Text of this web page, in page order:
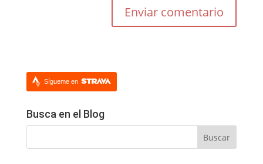
Sígueme en
Busca en el Blog